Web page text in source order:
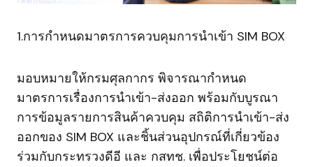
1.การกำหนดมาตรการควบคุมการนำเข้า SIM BOX
มอบหมายให้กรมศุลกากร พิจารณากำหนด
มาตรการเรื่องการนำเข้า-ส่งออก พร้อมกับบูรณา
การข้อมูลรายการสินค้าควบคุม สถิติการนำเข้า-ส่ง
ออกของ SIM BOX และชิ้นส่วนอุปกรณ์ที่เกี่ยวข้อง
ร่วมกับกระทรวงดีอี และ กสทช. เพื่อประโยชน์ต่อ